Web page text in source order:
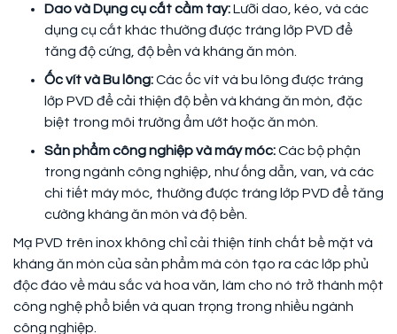
Dao và Dụng cụ cắt cầm tay:Lưỡi dao, kéo, và các
dụng cụ cắt khác thường được tráng lớp PVD để
tăng độ cứng, độ bền và kháng ăn mòn.
Ốc vít và Bu lông:Các ốc vít và bu lông được tráng
lớp PVD để cải thiện độ bền và kháng ăn mòn, đặc
biệt trong môi trường ẩm ướt hoặc ăn mòn.
Sản phẩm công nghiệp và máy móc:Các bộ phận
trong ngành công nghiệp, như ống dẫn, van, và các
chi tiết máy móc, thường được tráng lớp PVD để tăng
cường kháng ăn mòn và độ bền.
Mạ PVD trên inox không chỉ cải thiện tính chất bề mặt và
kháng ăn mòn của sản phẩm mà còn tạo ra các lớp phủ
độc đáo về màu sắc và hoa văn, làm cho nó trở thành một
công nghệ phổ biến và quan trọng trong nhiều ngành
công nghiệp.